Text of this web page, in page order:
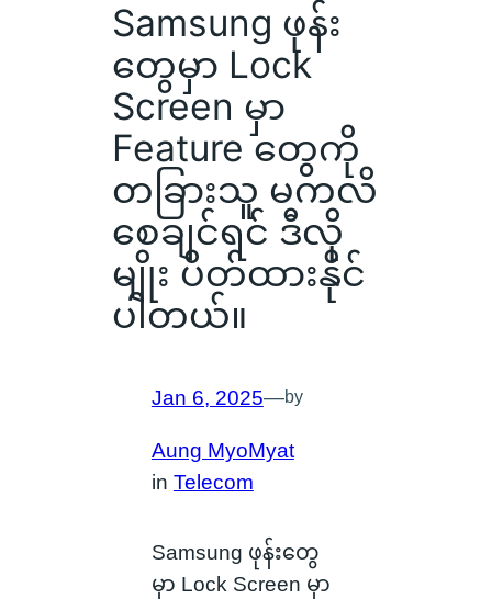
Samsung ဖုန်း
တွေမှာ Lock
Screen မှာ
Feature တွေကို
တခြားသူ မကလိ
စေချင်ရင် ဒီလို
မျိုး ပိတ်ထားနိုင်
ပါတယ်။
Jan 6, 2025—by
Aung MyoMyat
in Telecom
Samsung ဖုန်းတွေ
မှာ Lock Screen မှာ